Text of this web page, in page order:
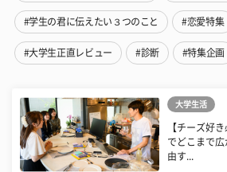
#学生の君に伝えたい３つのこと #恋愛特集
#大学生正直レビュー #診断 #特集企画
大学生活
【チーズ好
でどこまで
由す...